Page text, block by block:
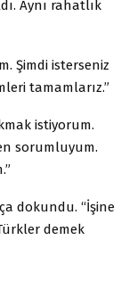
Aynı rahatlık
Şimdi isterseniz
tamamlarız.”
istiyorum.
sorumluyum.
dokundu. “İşine
demek